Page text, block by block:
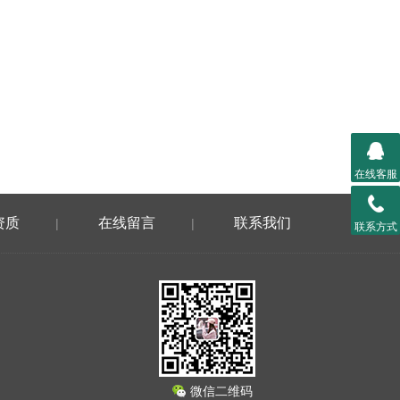
质 | 在线留言 | 联系我们
微信二维码
在线客服
联系方式